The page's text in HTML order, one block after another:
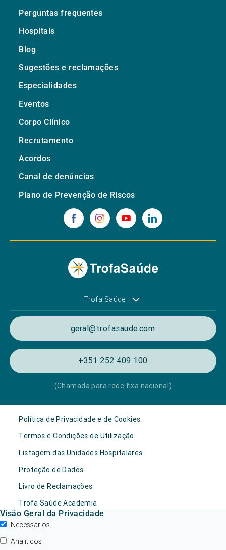
Perguntas frequentes
Hospitais
Blog
Sugestões e reclamações
Especialidades
Eventos
Corpo Clínico
Recrutamento
Acordos
Canal de denúncias
Plano de Prevenção de Riscos
Trofa Saúde
geral@trofasaude.com
+351 252 409 100
(Chamada para rede fixa nacional)
Política de Privacidade e de Cookies
Termos e Condições de Utilização
Listagem das Unidades Hospitalares
Proteção de Dados
Livro de Reclamações
Trofa Saúde Academia
Visão Geral da Privacidade
Necessários
Analíticos